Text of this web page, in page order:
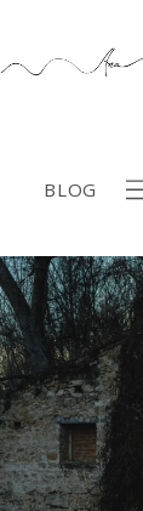
BLOG